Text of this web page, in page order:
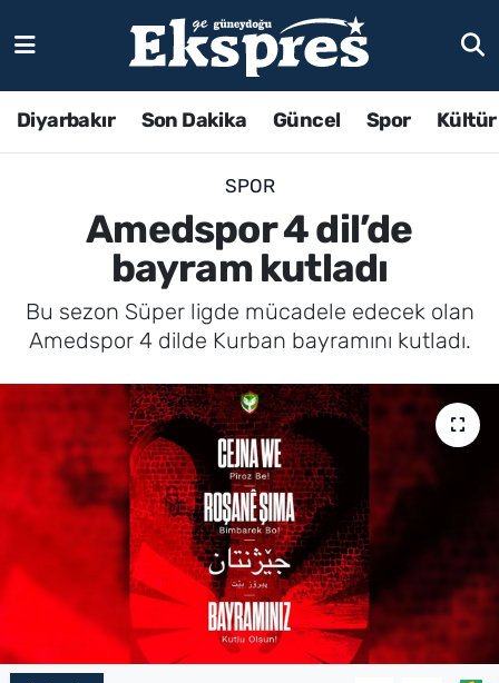
Diyarbakır Son Dakika Güncel Spor
SPOR
Amedspor 4 dil’de
bayram kutladı
Bu sezon Süper ligde mücadele edecek olan
Amedspor 4 dilde Kurban bayramını kutladı.